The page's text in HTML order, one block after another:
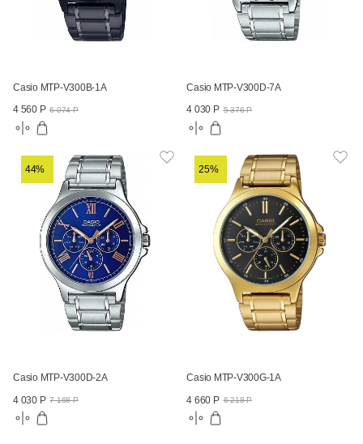
Casio MTP-V300B-1A
4 560 Р 6 074 Р
Casio MTP-V300D-7A
4 030 Р 5 376 Р
44%
Casio MTP-V300D-2A
4 030 Р 7 168 Р
25%
Casio MTP-V300G-1A
4 660 Р 6 218 Р